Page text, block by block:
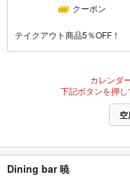
クーポン
テイクアウト商品5％OFF！
カレンダ
下記ボタンを押し
Dining bar 暁